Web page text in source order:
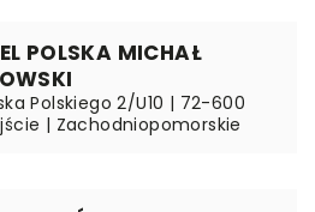
POLSKA MICHAŁ
Polskiego 2/U10 | 72-600
| Zachodniopomorskie